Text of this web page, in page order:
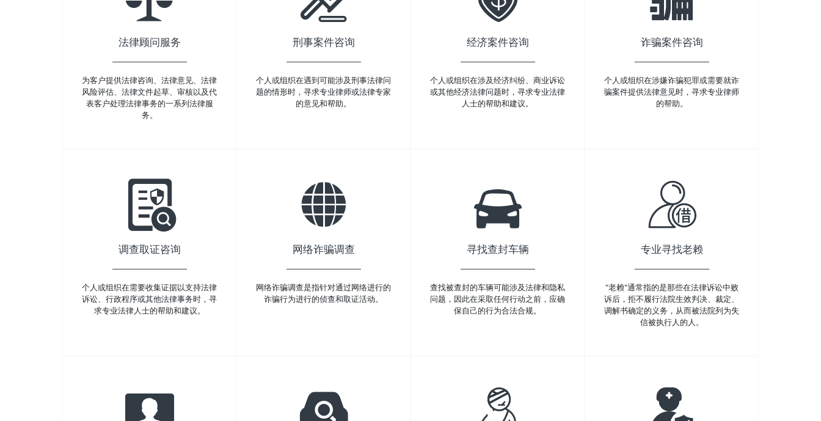
法律顾问服务
为客户提供法律咨询、法律意见、法律
风险评估、法律文件起草、审核以及代
表客户处理法律事务的一系列法律服
务。
刑事案件咨询
个人或组织在遇到可能涉及刑事法律问
题的情形时，寻求专业律师或法律专家
的意见和帮助。
经济案件咨询
个人或组织在涉及经济纠纷、商业诉讼
或其他经济法律问题时，寻求专业法律
人士的帮助和建议。
诈骗案件咨询
个人或组织在涉嫌诈骗犯罪或需要就诈
骗案件提供法律意见时，寻求专业律师
的帮助。
调查取证咨询
个人或组织在需要收集证据以支持法律
诉讼、行政程序或其他法律事务时，寻
求专业法律人士的帮助和建议。
网络诈骗调查
网络诈骗调查是指针对通过网络进行的
诈骗行为进行的侦查和取证活动。
寻找查封车辆
查找被查封的车辆可能涉及法律和隐私
问题，因此在采取任何行动之前，应确
保自己的行为合法合规。
专业寻找老赖
"老赖"通常指的是那些在法律诉讼中败
诉后，拒不履行法院生效判决、裁定、
调解书确定的义务，从而被法院列为失
信被执行人的人。